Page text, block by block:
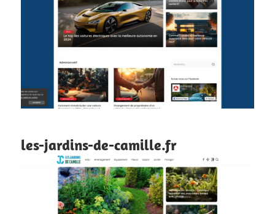
les-jardins-de-camille.fr